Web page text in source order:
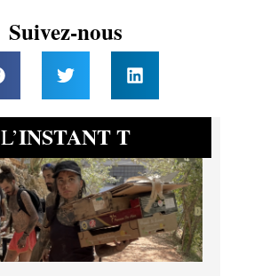
Suivez-nous
L’INSTANT T